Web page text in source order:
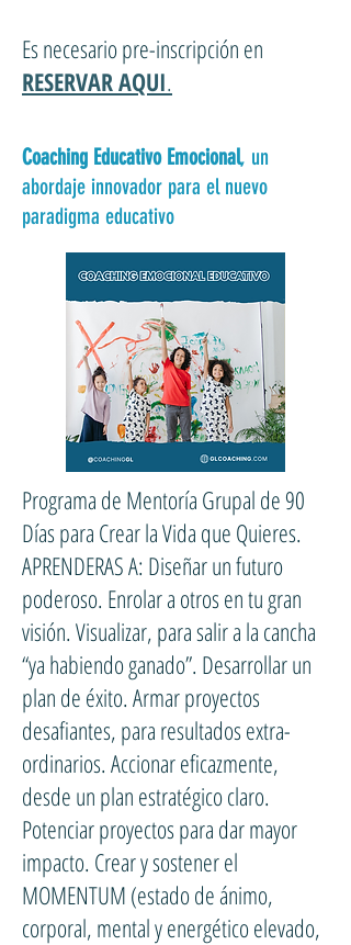
Es necesario pre-inscripción en
RESERVAR AQUI.
Coaching Educativo Emocional, un
abordaje innovador para el nuevo
paradigma educativo
Programa de Mentoría Grupal de 90
Días para Crear la Vida que Quieres.
APRENDERAS A: Diseñar un futuro
poderoso. Enrolar a otros en tu gran
visión. Visualizar, para salir a la cancha
“ya habiendo ganado”. Desarrollar un
plan de éxito. Armar proyectos
desafiantes, para resultados extra-
ordinarios. Accionar eficazmente,
desde un plan estratégico claro.
Potenciar proyectos para dar mayor
impacto. Crear y sostener el
MOMENTUM (estado de ánimo,
corporal, mental y energético elevado,